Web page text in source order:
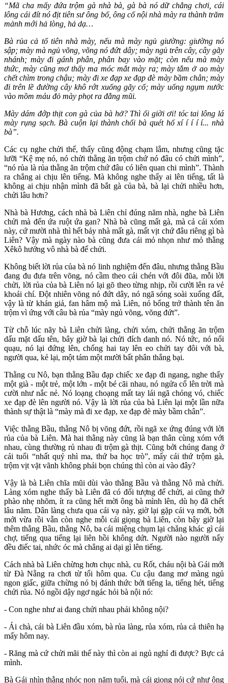
“Mã cha mấy đứa trộm gà nhà bà, gà bà nó dữ chẳng chơi, cái
lông cái đít nó địt tiên sư ông bố, ông cố nội nhà mày ra thành trăm
mảnh mới hả lòng, hả dạ…
Bà rủa cả tổ tiên nhà mày, nếu mà mày ngủ giường: giường nó
sập; mày mà ngủ võng, võng nó đứt dây; mày ngủ trên cây, cây gãy
nhánh; mày đi gánh phân, phân bay vào mặt; còn nếu mà mày
thức, mày cũng mơ thấy ma móc mắt mày ra; mày tắm ở ao mày
chết chìm trong chậu; mày đi xe đạp xe đạp đè mày bầm chân; mày
đi trên lề đường cây khô rớt xuống gãy cổ; mày uống ngụm nước
vào mồm máu đỏ mày phọt ra đằng mũi.
Mày dám đớp thịt con gà của bà hở? Thì ối giời ơi! tóc tai lông lá
mày rụng sạch. Bà cuộn lại thành chổi bà quét hố xí í í í í... nhà
bà”.
Các cụ nghe chửi thế, thấy cũng động chạm lắm, nhưng cũng tặc
lưỡi “Kệ mẹ nó, nó chửi thằng ăn trộm chứ nó đâu có chửi mình”,
“nó rủa là rủa thằng ăn trộm chứ đâu có liên quan chi mình”. Thành
ra chẳng ai chịu lên tiếng. Mà không nghe thấy ai lên tiếng, tất là
không ai chịu nhận mình đã bắt gà của bà, bà lại chửi nhiều hơn,
chửi lâu hơn?
Nhà bà Hương, cách nhà bà Liên chỉ đúng năm nhà, nghe bà Liên
chửi mà đến ứa ruột ứa gan? Nhà bà cũng mất gà, mà cả cái xóm
này, cứ mười nhà thì hết bảy nhà mất gà, mất vịt chứ đâu riêng gì bà
Liên? Vậy mà ngày nào bà cũng đưa cái mỏ nhọn như mỏ thằng
Xêkô hướng vô nhà bà để chửi.
Không biết lời rủa của bà nó linh nghiệm đến đâu, nhưng thằng Bầu
đang đu đưa trên võng, nó cầm theo cái chén với đôi đũa, mỗi lời
chửi, lời rủa của bà Liên nó lại gõ theo từng nhịp, rồi cười lên ra vẻ
khoái chí. Đột nhiên võng nó đứt dây, nó ngã sóng soài xuống đất,
vậy là từ khán giả, fan hâm mộ mà Liên, nó bổng trở thành tên ăn
trộm vì ứng với câu bà rủa “mày ngủ võng, võng đứt”.
Từ chỗ lúc nãy bà Liên chửi làng, chửi xóm, chửi thằng ăn trộm
dấu mặt dấu tên, bây giờ bà lại chửi đích danh nó. Nó tức, nó nổi
quạu, nó lại đứng lên, chống hai tay lên eo chửi tay đôi với bà,
người qua, kẻ lại, một tám một mười bất phân thắng bại.
Thằng cu Nô, bạn thằng Bầu đạp chiếc xe đạp đi ngang, nghe thấy
một già - một trẻ, một lớn - một bé cãi nhau, nó ngửa cổ lên trời mà
cười như nắc nẻ. Nó loạng choạng mất tay lái ngã chỏng vó, chiếc
xe đạp đè lên người nó. Vậy là lời rủa của bà Liên lại một lần nữa
thành sự thật là “mày mà đi xe đạp, xe đạp đè mày bầm chân”.
Việc thằng Bầu, thằng Nô bị võng đứt, rồi ngã xe ứng đúng với lời
rủa của bà Liên. Mà hai thằng này cũng là bạn thân cùng xóm với
nhau, cùng thường rủ nhau đi trộm gà thịt. Cũng bởi chúng đang ở
cái tuổi “nhất quỷ nhì ma, thứ ba học trò”, mấy cái thứ trộm gà,
trộm vịt vặt vãnh không phải bọn chúng thì còn ai vào đây?
Vậy là bà Liên chĩa mũi dùi vào thằng Bầu và thằng Nô mà chửi.
Làng xóm nghe thấy bà Liên đã có đối tượng để chửi, ai cũng thở
phào nhẹ nhõm, ít ra cũng hết mời ông bà mình lên, dù họ đã chết
lâu năm. Dân làng chưa qua cái vạ này, giờ lại gặp cái vạ mới, bởi
mới vừa rồi vẫn còn nghe mỗi cái giọng bà Liên, còn bây giờ lại
thêm thằng Bầu, thằng Nô, ba cái miệng chụm lại chẳng khác gì cái
chợ, tiếng qua tiếng lại liên hồi không dứt. Người nào người nấy
đều điếc tai, nhức óc mà chẳng ai dại gì lên tiếng.
Cách nhà bà Liên chừng hơn chục nhà, cu Rốt, cháu nội bà Gái mới
từ Đà Nẵng ra chơi từ tối hôm qua. Cu cậu đang mơ màng ngủ
ngon giấc, giữa chừng nó bị đánh thức bởi tiếng la, tiếng hét, tiếng
chửi rủa. Nó ngồi dậy ngơ ngác hỏi bà nội nó:
- Con nghe như ai đang chửi nhau phải không nội?
- Ái chà, cái bà Liên đầu xóm, bà rủa làng, rủa xóm, rủa cả thiên hạ
mấy hôm nay.
- Răng mà cứ chửi mãi thế này thì còn ai ngủ nghỉ đi được? Bực cả
mình.
Bà Gái nhìn thằng nhóc non năm tuổi, mà cái giọng nói cứ như ông